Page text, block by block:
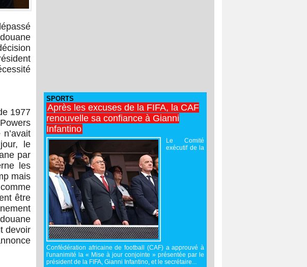
1977
le
par
les
mais
être
devoir
SPORTS
Après les excuses de la FIFA, la CAF
renouvelle sa confiance à Gianni
Infantino
Le Comité
exécutif de la
Confédération africaine de football (CAF) a approuvé à
l'unanimité la « Mise à jour conjointe » présentée par le
président de la FIFA, Gianni Infantino, et le secrétaire...